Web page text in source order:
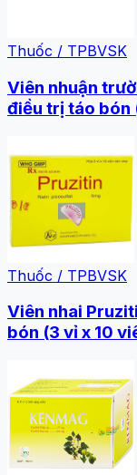
Thuốc / TPBVSK
Viên nhuận
điều trị táo bón
Thuốc / TPBVSK
Viên nhai
bón (3 vỉ x 10